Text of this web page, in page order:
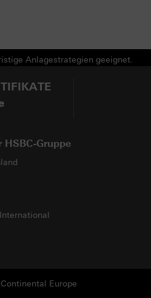
Anlagestrategien geeignet.
Gruppe
Europe